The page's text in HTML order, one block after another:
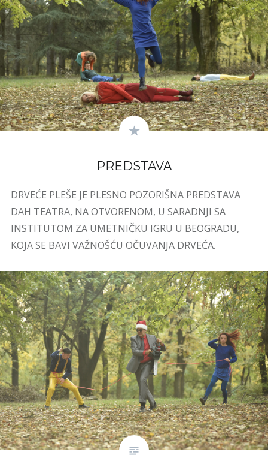
PREDSTAVA
DRVEĆE PLEŠE JE PLESNO POZORIŠNA PREDSTAVA
DAH TEATRA, NA OTVORENOM, U SARADNJI SA
INSTITUTOM ZA UMETNIČKU IGRU U BEOGRADU,
KOJA SE BAVI VAŽNOŠĆU OČUVANJA DRVEĆA.